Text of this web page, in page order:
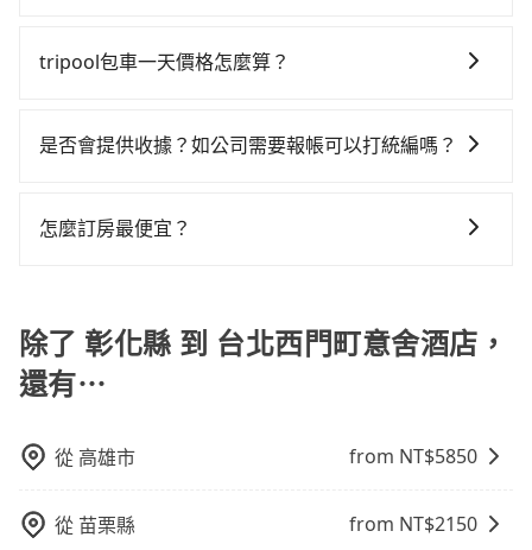
少部分小黃司機不按表收費，看乘客是外地人便漫天喊
離移動確實搭乘高鐵可以比坐車快，但卻要額外支出約0
考tripool的拼車共乘服務，最多可再節省50%的交通費
$3,700、九人座$6,700起。透過app預約tripool的單程
新北的30倍之多。再加上彰化縣有些計程車司機不按錶
上，tripool都是你從彰化縣到台北西門町意舍酒店的最
服務，可直接線上輸入上下車地點或地址，三秒內即可
簡訊以及電子郵件確認信，如此就完成預約了，而司機
議出發前一天中午以前完成預約，越早下訂價格越低
tripool包車一天價格怎麼算？
需行程的公里數及車型而有所不同，建議可以直接上旅
是否會提供收據？如公司需要報帳可以打統編嗎？
旅行業代收轉付電子收據，如果公司需要報公帳，在預
怎麼訂房最便宜？
地區、價位、人數、特殊需求來搜尋適合的旅店與房
型，更重要的是通常價格是官網的6~8折，如果又有加入
會員或者使用特定的信用卡，還可以累積點數做現金回
有Booking.com、Agoda.com、Hotels.com、
Expedia.com、Trip.com等。正常來說，線上刷卡付款
完後預定就完成，事先不用電話確認空房，事後也不用
告知付款完畢，一切都能在網路上操作。但有些較冷門
除了 彰化縣 到 台北西門町意舍酒店，
還有⋯
從 高雄市 from NT$5850
從 苗栗縣 from NT$2150